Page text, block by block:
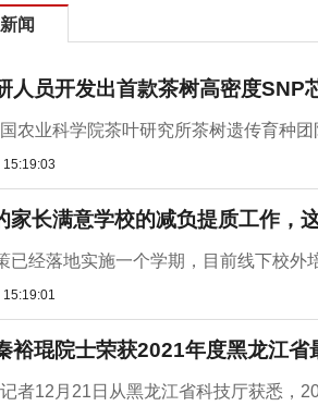
闻
人员开发出首款茶树高密度SNP
农业科学院茶叶研究所茶树遗传育种
家长满意学校的减负提质工作，
已经落地实施一个学期，目前线下校
裕琨院士荣获2021年度黑龙江省
者12月21日从黑龙江省科技厅获悉，